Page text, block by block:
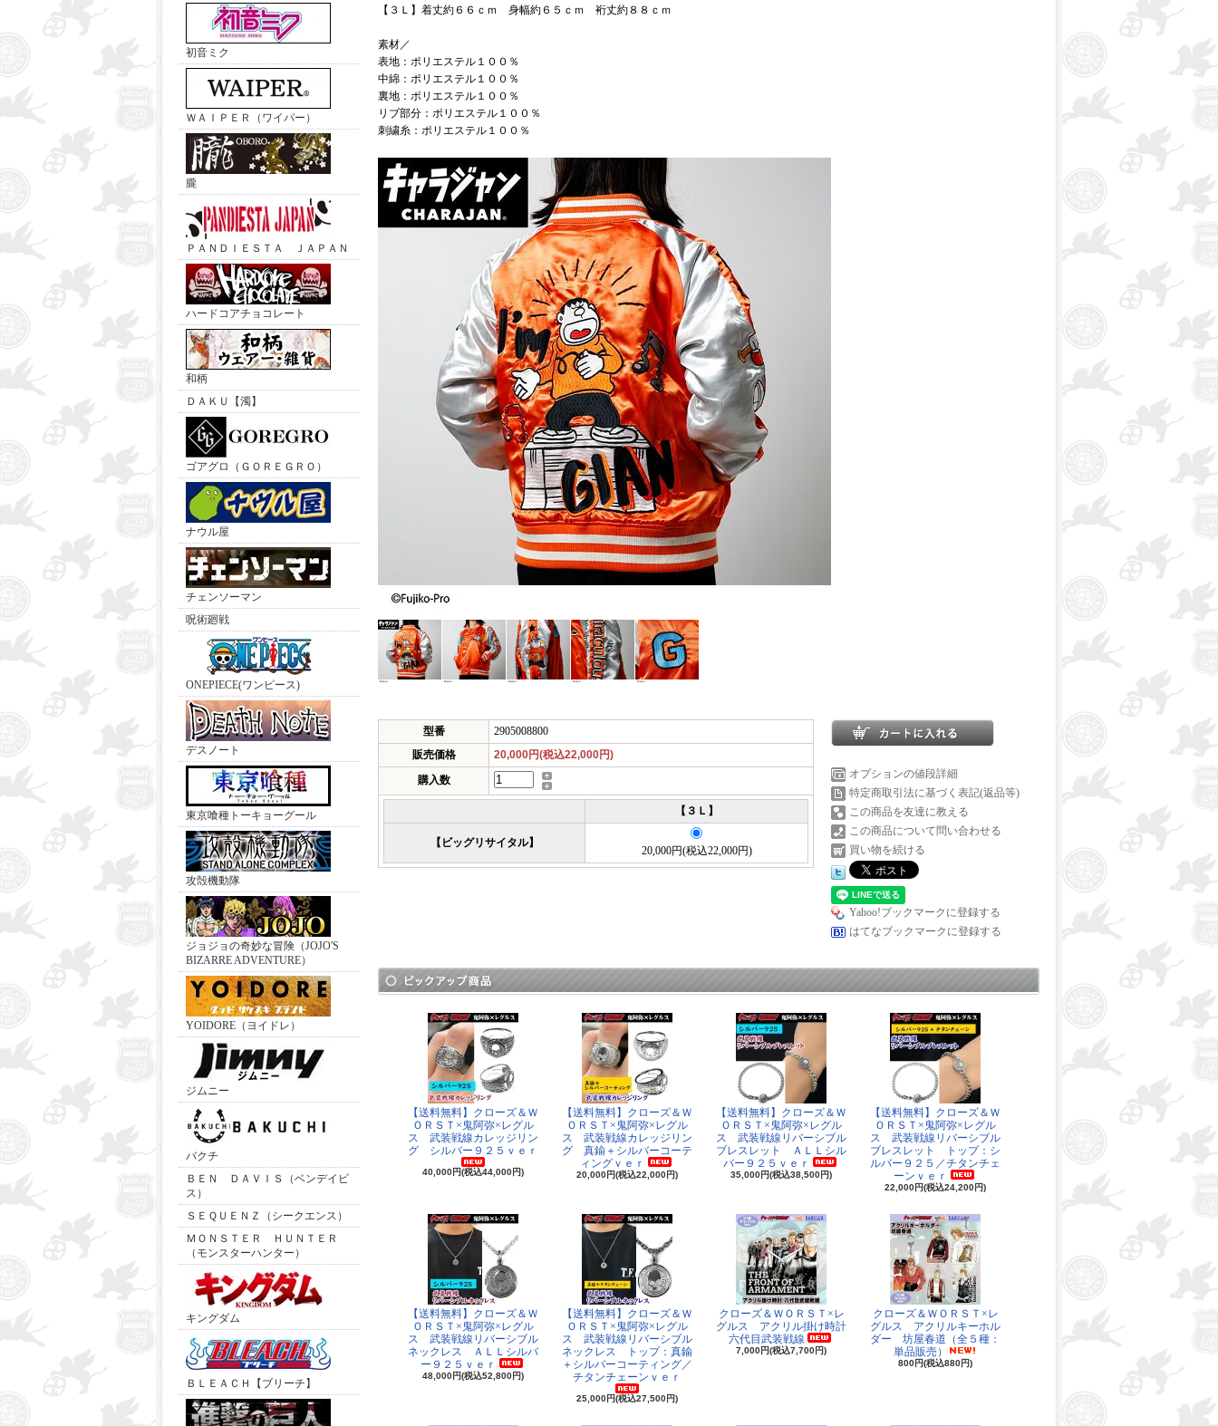
初音ミク
ＷＡＩＰＥＲ（ワイパー）
朧
ＰＡＮＤＩＥＳＴＡ ＪＡＰＡＮ
ハードコアチョコレート
和柄
ＤＡＫＵ【濁】
ゴアグロ（ＧＯＲＥＧＲＯ）
ナウル屋
チェンソーマン
呪術廻戦
ONEPIECE(ワンピース)
デスノート
東京喰種トーキョーグール
攻殻機動隊
ジョジョの奇妙な冒険（JOJO'S
BIZARRE ADVENTURE）
YOIDORE（ヨイドレ）
ジムニー
バクチ
ＢＥＮ ＤＡＶＩＳ（ベンデイビ
ス）
ＳＥＱＵＥＮＺ（シークエンス）
ＭＯＮＳＴＥＲ ＨＵＮＴＥＲ
（モンスターハンター）
キングダム
ＢＬＥＡＣＨ【ブリーチ】
【３Ｌ】着丈約６６ｃｍ 身幅約６５ｃｍ 裄丈約８８ｃｍ
素材／
表地：ポリエステル１００％
中綿：ポリエステル１００％
裏地：ポリエステル１００％
リブ部分：ポリエステル１００％
刺繍糸：ポリエステル１００％
型番
2905008800
販売価格
20,000円(税込22,000円)
購入数
【３Ｌ】
【ビッグリサイタル】
20,000円(税込22,000円)
オプションの値段詳細
特定商取引法に基づく表記(返品等)
この商品を友達に教える
この商品について問い合わせる
買い物を続ける
Yahoo!ブックマークに登録する
はてなブックマークに登録する
【送料無料】クローズ＆Ｗ
ＯＲＳＴ×鬼阿弥×レグル
ス 武装戦線カレッジリン
グ シルバー９２５ｖｅｒ
40,000円(税込44,000円)
【送料無料】クローズ＆Ｗ
ＯＲＳＴ×鬼阿弥×レグル
ス 武装戦線カレッジリン
グ 真鍮＋シルバーコーテ
ィングｖｅｒ
20,000円(税込22,000円)
【送料無料】クローズ＆Ｗ
ＯＲＳＴ×鬼阿弥×レグル
ス 武装戦線リバーシブル
ブレスレット ＡＬＬシル
バー９２５ｖｅｒ
35,000円(税込38,500円)
【送料無料】クローズ＆Ｗ
ＯＲＳＴ×鬼阿弥×レグル
ス 武装戦線リバーシブル
ブレスレット トップ：シ
ルバー９２５／チタンチェ
ーンｖｅｒ
22,000円(税込24,200円)
【送料無料】クローズ＆Ｗ
ＯＲＳＴ×鬼阿弥×レグル
ス 武装戦線リバーシブル
ネックレス ＡＬＬシルバ
ー９２５ｖｅｒ
48,000円(税込52,800円)
【送料無料】クローズ＆Ｗ
ＯＲＳＴ×鬼阿弥×レグル
ス 武装戦線リバーシブル
ネックレス トップ：真鍮
＋シルバーコーティング／
チタンチェーンｖｅｒ
25,000円(税込27,500円)
クローズ＆ＷＯＲＳＴ×レ
グルス アクリル掛け時計
六代目武装戦線
7,000円(税込7,700円)
クローズ＆ＷＯＲＳＴ×レ
グルス アクリルキーホル
ダー 坊屋春道（全５種：
単品販売）
800円(税込880円)